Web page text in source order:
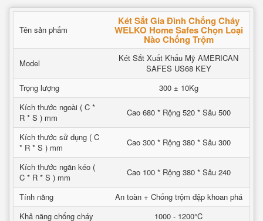
Tên sản phẩm
Két Sắt Gia Đình Chống Cháy
WELKO Home Safes Chọn Loại
Nào Chống Trộm
Model
Két Sắt Xuất Khẩu Mỹ AMERICAN
SAFES US68 KEY
Trọng lượng
300 ± 10Kg
Kích thước ngoài ( C *
R * S ) mm
Cao 680 * Rộng 520 * Sâu 500
Kích thước sử dụng ( C
* R * S ) mm
Cao 300 * Rộng 380 * Sâu 300
Kích thước ngăn kéo (
C * R * S ) mm
Cao 100 * Rộng 380 * Sâu 240
Tính năng
An toàn + Chống trộm đập khoan phá
Khả năng chống cháy
1000 - 1200°C